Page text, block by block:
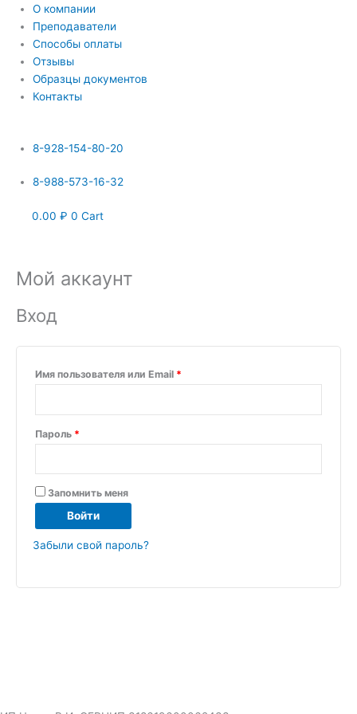
Перейти
содержимому
О компании
Преподаватели
Способы оплаты
Отзывы
Образцы документов
Контакты
8-928-154-80-20
8-988-573-16-32
0.00 ₽ 0 Cart
Мой аккаунт
Вход
Имя пользователя или Email *
Пароль *
Обязательно
Запомнить меня
Войти
Забыли свой пароль?